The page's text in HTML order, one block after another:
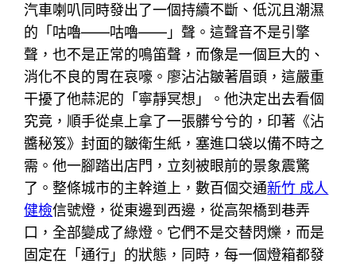
汽車喇叭同時發出了一個持續不斷、低沉且潮濕
的「咕嚕——咕嚕——」聲。這聲音不是引擎
聲，也不是正常的鳴笛聲，而像是一個巨大的、
消化不良的胃在哀嚎。廖沾沾皺著眉頭，這嚴重
干擾了他蒜泥的「寧靜冥想」。他決定出去看個
究竟，順手從桌上拿了一張髒兮兮的，印著《沾
醬秘笈》封面的皺衛生紙，塞進口袋以備不時之
需。他一腳踏出店門，立刻被眼前的景象震驚
了。整條城市的主幹道上，數百個交通新竹 成人
健檢信號燈，從東邊到西邊，從高架橋到巷弄
口，全部變成了綠燈。它們不是交替閃爍，而是
固定在「通行」的狀態，同時，每一個燈箱都發